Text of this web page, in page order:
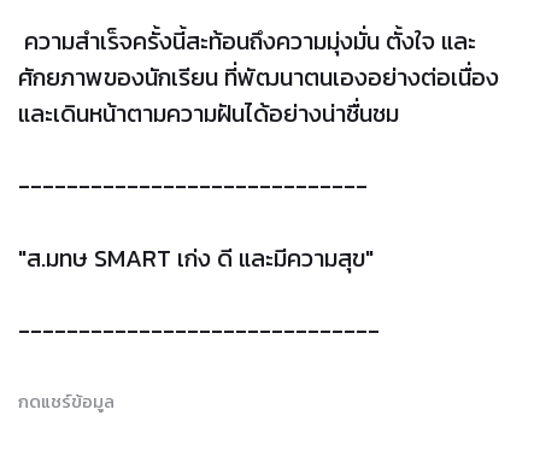
ความสำเร็จครั้งนี้สะท้อนถึงความมุ่งมั่น ตั้งใจ และ
ศักยภาพของนักเรียน ที่พัฒนาตนเองอย่างต่อเนื่อง
และเดินหน้าตามความฝันได้อย่างน่าชื่นชม
-----------------------------
"ส.มทษ SMART เก่ง ดี และมีความสุข"
------------------------------
กดแชร์ข้อมูล